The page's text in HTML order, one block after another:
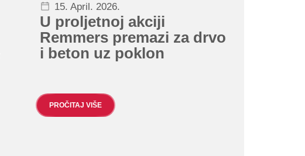
15. April. 2026.
U proljetnoj akciji
Remmers premazi za drvo
i beton uz poklon
PROČITAJ VIŠE